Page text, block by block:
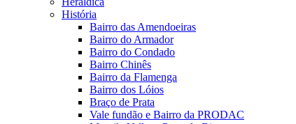
História
Bairro das Amendoeiras
Bairro do Armador
Bairro do Condado
Bairro Chinês
Bairro da Flamenga
Bairro dos Lóios
Braço de Prata
Vale fundão e Bairro da PRODAC